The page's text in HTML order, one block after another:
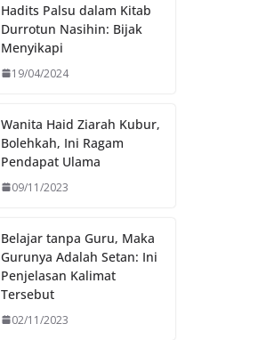
Hadits Palsu dalam Kitab
Durrotun Nasihin: Bijak
Menyikapi
19/04/2024
Wanita Haid Ziarah Kubur,
Bolehkah, Ini Ragam
Pendapat Ulama
09/11/2023
Belajar tanpa Guru, Maka
Gurunya Adalah Setan: Ini
Penjelasan Kalimat
Tersebut
02/11/2023